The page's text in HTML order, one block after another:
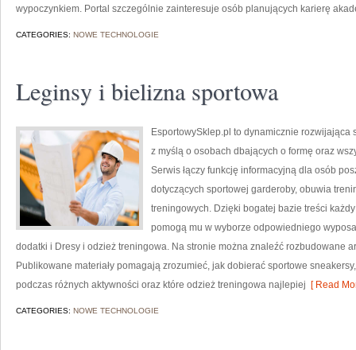
wypoczynkiem. Portal szczególnie zainteresuje osób planujących karierę
CATEGORIES: NOWE TECHNOLOGIE
Leginsy i bielizna sportowa
EsportowySklep.pl to dynamicznie rozwijająca
z myślą o osobach dbających o formę oraz
Serwis łączy funkcję informacyjną dla osób
dotyczących sportowej garderoby, obuwia
treningowych. Dzięki bogatej bazie treści
pomogą mu w wyborze odpowiedniego
dodatki i Dresy i odzież treningowa. Na stronie można znaleźć rozbudowane
Publikowane materiały pomagają zrozumieć, jak dobierać sportowe
podczas różnych aktywności oraz które odzież treningowa najlepiej [ Read
CATEGORIES: NOWE TECHNOLOGIE